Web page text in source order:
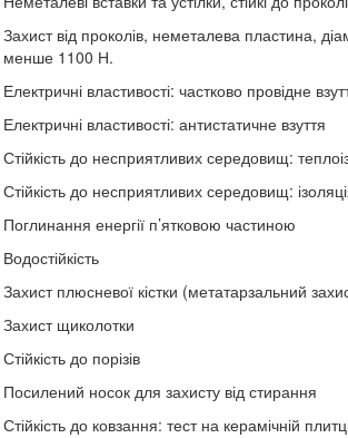
Захист від проколів, неметалева пластина,
менше 1100 Н.
Електричні властивості: частково провідне
Електричні властивості: антистатичне взуття
Стійкість до несприятливих середовищ:
Стійкість до несприятливих середовищ:
Поглинання енергії п’ятковою частиною
Водостійкість
Захист плюсневої кістки (метатарзальний
Захист щиколотки
Стійкість до порізів
Посилений носок для захисту від стирання
Стійкість до ковзання: тест на керамічній